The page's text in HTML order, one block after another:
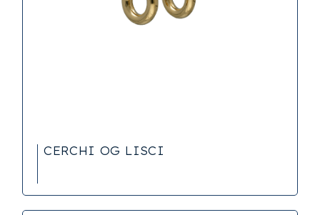
CERCHI OG LISCI